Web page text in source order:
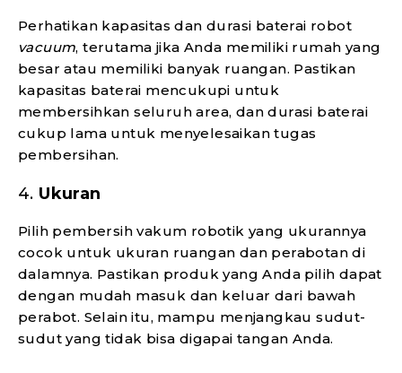
Perhatikan kapasitas dan durasi baterai robot
vacuum, terutama jika Anda memiliki rumah yang
besar atau memiliki banyak ruangan. Pastikan
kapasitas baterai mencukupi untuk
membersihkan seluruh area, dan durasi baterai
cukup lama untuk menyelesaikan tugas
pembersihan.
4. Ukuran
Pilih pembersih vakum robotik yang ukurannya
cocok untuk ukuran ruangan dan perabotan di
dalamnya. Pastikan produk yang Anda pilih dapat
dengan mudah masuk dan keluar dari bawah
perabot. Selain itu, mampu menjangkau sudut-
sudut yang tidak bisa digapai tangan Anda.